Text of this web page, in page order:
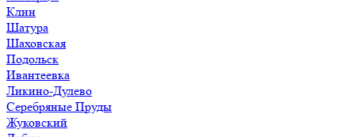
Клин
Шатура
Шаховская
Подольск
Ивантеевка
Ликино-Дулево
Серебряные Пруды
Жуковский